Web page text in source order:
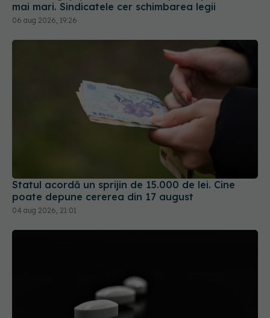
mai mari. Sindicatele cer schimbarea legii
06 aug 2026, 19:26
Statul acordă un sprijin de 15.000 de lei. Cine
poate depune cererea din 17 august
04 aug 2026, 21:01